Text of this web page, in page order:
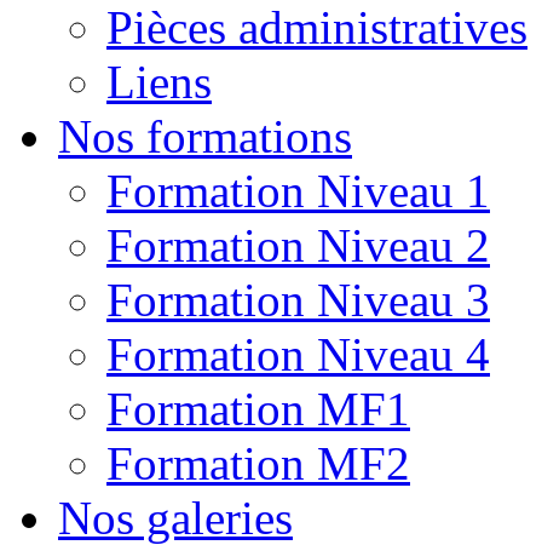
Pièces administratives
Liens
Nos formations
Formation Niveau 1
Formation Niveau 2
Formation Niveau 3
Formation Niveau 4
Formation MF1
Formation MF2
Nos galeries